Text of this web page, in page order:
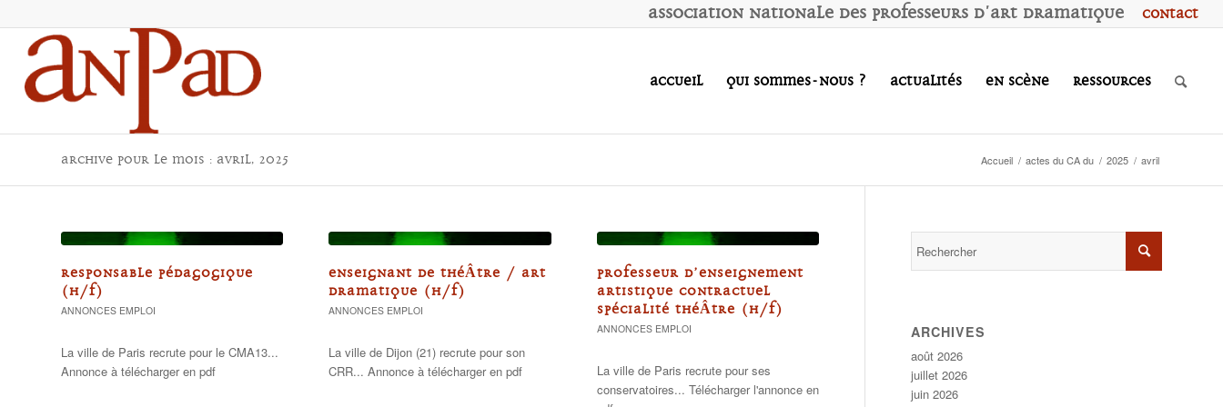
Contact
Association Nationale des Professeurs d'Art Dramatique
Accueil Qui sommes-nous ? Actualités En scène Ressources
Archive pour le mois : avril, 2025 Accueil / actes du CA du / 2025 / avril
RESPONSABLE PÉDAGOGIQUE
(H/F)
ANNONCES EMPLOI
La ville de Paris recrute pour le CMA13...
Annonce à télécharger en pdf
ENSEIGNANT DE THÉÂTRE / ART
DRAMATIQUE (H/F)
ANNONCES EMPLOI
La ville de Dijon (21) recrute pour son
CRR... Annonce à télécharger en pdf
PROFESSEUR D’ENSEIGNEMENT
ARTISTIQUE CONTRACTUEL
SPÉCIALITÉ THÉÂTRE (H/F)
ANNONCES EMPLOI
La ville de Paris recrute pour ses
conservatoires... Télécharger l'annonce en
ARCHIVES
août 2026
juillet 2026
juin 2026